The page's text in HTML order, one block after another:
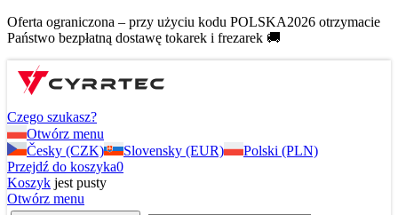
Oferta ograniczona – przy użyciu kodu POLSKA2026 otrzymacie
Państwo bezpłatną dostawę tokarek i frezarek 🚚
Czego szukasz?
Otwórz menu
Česky (CZK)
Slovensky (EUR)
Polski (PLN)
Przejdź do koszyka0
Koszyk jest pusty
Otwórz menu